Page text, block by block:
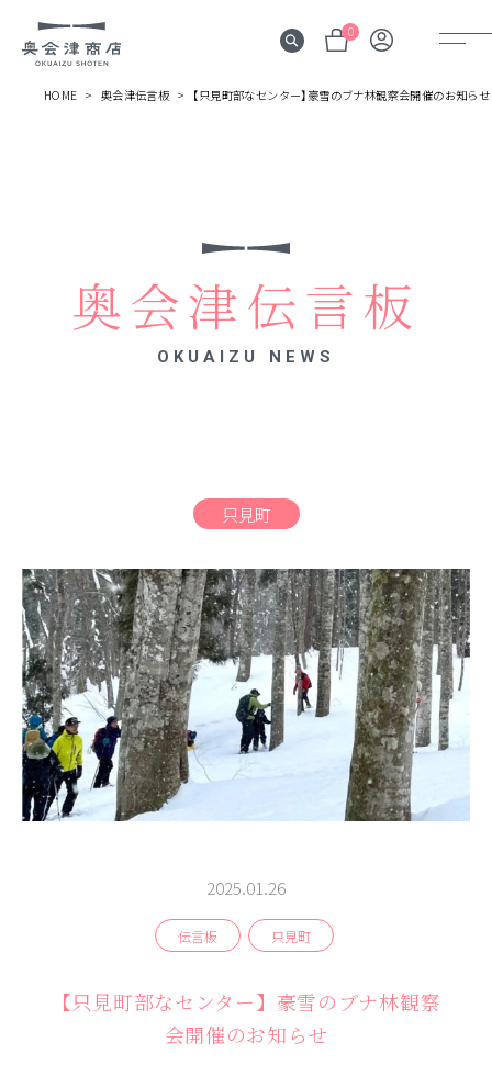
0
見所
よむ
検索
ABOUT
相談窓口
アクセス
お問い合わせ
HOME 奥会津伝言板 【只見町部なセンター】豪雪のブナ林観察会開催のお知らせ
奥会津伝言板
OKUAIZU NEWS
只見町
2025.01.26
伝言板 只見町
【只見町部なセンター】豪雪のブナ林観察
会開催のお知らせ